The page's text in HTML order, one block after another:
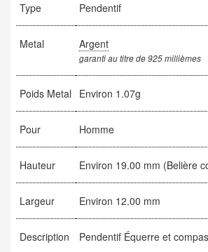
Type Pendentif
Metal Argent
garanti au titre de 925 millièmes
Poids Metal Environ 1.07g
Pour Homme
Hauteur Environ 19.00 mm (Belière
Largeur Environ 12.00 mm
Description Pendentif Équerre et